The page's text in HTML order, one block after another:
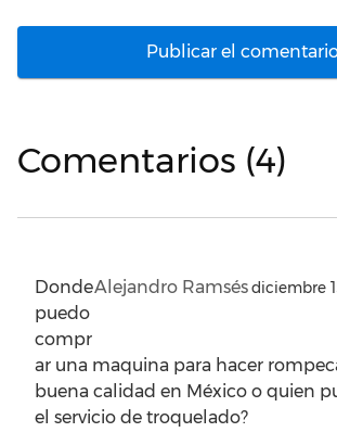
Comentarios (4)
Alejandro Ramsésdiciembre
Donde
puedo
compr
ar una maquina para hacer
buena calidad en México o quien
el servicio de troquelado?